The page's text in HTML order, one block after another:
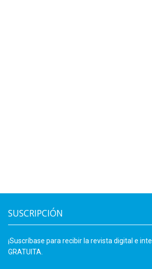
SUSCRIPCIÓN
¡Suscríbase para recibir la revista digital e
GRATUITA.